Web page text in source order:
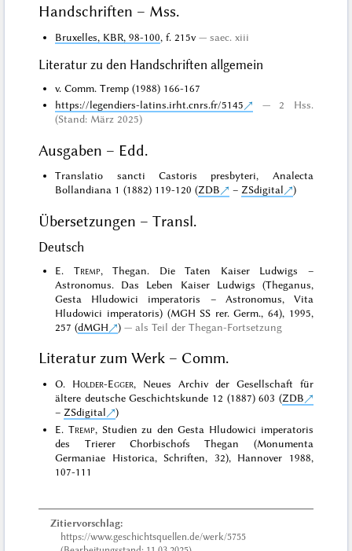
Handschriften – Mss.
Bruxelles, KBR, 98-100, f. 215v saec. xiii
Literatur zu den Handschriften allgemein
v. Comm. Tremp (1988) 166-167
https://legendiers-latins.irht.cnrs.fr/5145
2 Hss.
(Stand: März 2025)
Ausgaben – Edd.
Translatio sancti Castoris presbyteri, Analecta
Bollandiana 1 (1882) 119-120 (ZDB –ZSdigital )
Übersetzungen – Transl.
Deutsch
E. Tremp, Thegan. Die Taten Kaiser Ludwigs –
Astronomus. Das Leben Kaiser Ludwigs (Theganus,
Gesta Hludowici imperatoris – Astronomus, Vita
Hludowici imperatoris) (MGH SS rer. Germ., 64), 1995,
257 (dMGH ) als Teil der Thegan-Fortsetzung
Literatur zum Werk – Comm.
O. Holder-Egger, Neues Archiv der Gesellschaft für
ältere deutsche Geschichtskunde 12 (1887) 603 (ZDB
–ZSdigital
)
E. Tremp, Studien zu den Gesta Hludowici imperatoris
des Trierer Chorbischofs Thegan (Monumenta
Germaniae Historica, Schriften, 32), Hannover 1988,
107-111
Zitiervorschlag:
https://www.geschichtsquellen.de/werk/5755